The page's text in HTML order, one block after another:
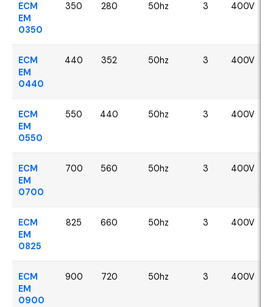
ECM
EM
0350
350 280 50hz 3 400V
ECM
EM
0440
440 352 50hz 3 400V
ECM
EM
0550
550 440 50hz 3 400V
ECM
EM
0700
700 560 50hz 3 400V
ECM
EM
0825
825 660 50hz 3 400V
ECM
EM
0900
900 720 50hz 3 400V